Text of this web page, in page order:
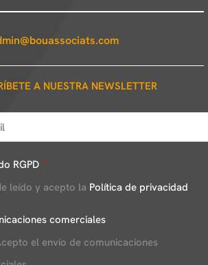
A NUESTRA NEWSLETTER
RGPD *
leído y acepto la Política de privacidad
comerciales
el envío de comunicaciones